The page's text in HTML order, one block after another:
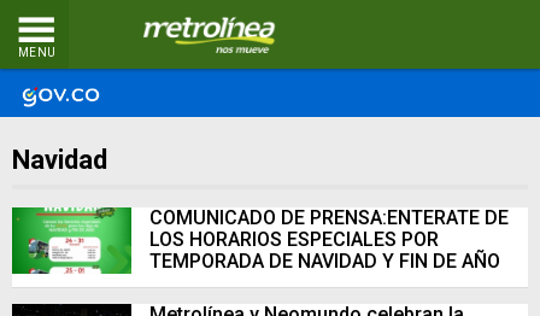
MENU
Navidad
COMUNICADO DE PRENSA:ENTERATE DE
LOS HORARIOS ESPECIALES POR
TEMPORADA DE NAVIDAD Y FIN DE AÑO